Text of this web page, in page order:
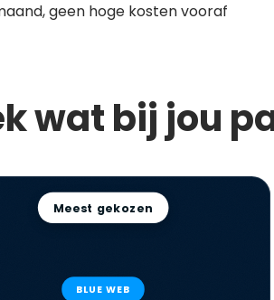
geen hoge kosten vooraf
wat bij jou
Meest gekozen
BLUE WEB